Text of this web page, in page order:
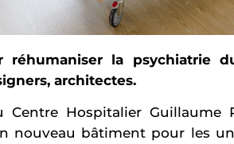
réhumaniser la psychiatrie
architectes.
Hospitalier Guillaume
nouveau bâtiment pour les